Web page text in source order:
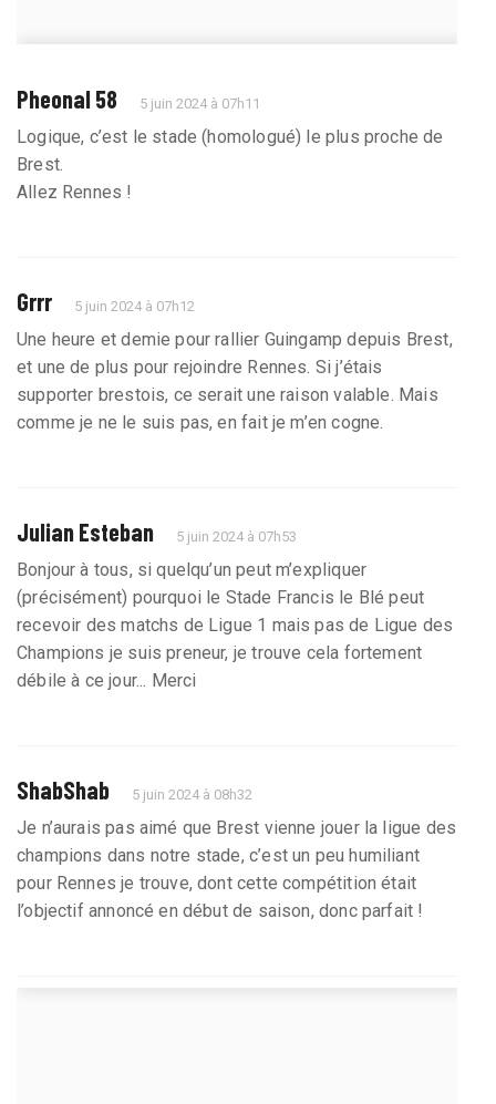
Pheonal 58 5 juin 2024 à 07h11
Logique, c’est le stade (homologué) le plus proche de
Brest.
Allez Rennes !
Grrr 5 juin 2024 à 07h12
Une heure et demie pour rallier Guingamp depuis Brest,
et une de plus pour rejoindre Rennes. Si j’étais
supporter brestois, ce serait une raison valable. Mais
comme je ne le suis pas, en fait je m’en cogne.
Julian Esteban 5 juin 2024 à 07h53
Bonjour à tous, si quelqu’un peut m’expliquer
(précisément) pourquoi le Stade Francis le Blé peut
recevoir des matchs de Ligue 1 mais pas de Ligue des
Champions je suis preneur, je trouve cela fortement
débile à ce jour... Merci
ShabShab 5 juin 2024 à 08h32
Je n’aurais pas aimé que Brest vienne jouer la ligue des
champions dans notre stade, c’est un peu humiliant
pour Rennes je trouve, dont cette compétition était
l’objectif annoncé en début de saison, donc parfait !